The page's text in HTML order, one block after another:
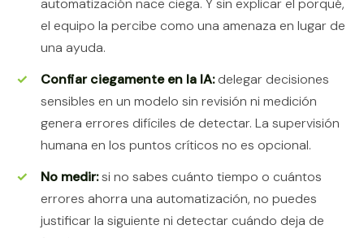
el equipo la percibe como una amenaza en lugar de
una ayuda.
Confiar ciegamente en la IA:delegar decisiones
sensibles en un modelo sin revisión ni medición
genera errores difíciles de detectar. La supervisión
humana en los puntos críticos no es opcional.
No medir:si no sabes cuánto tiempo o cuántos
errores ahorra una automatización, no puedes
justificar la siguiente ni detectar cuándo deja de